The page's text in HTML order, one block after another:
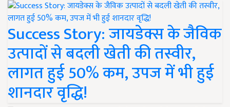
Success Story: जायडेक्स के जैविक
उत्पादों से बदली खेती की तस्वीर,
लागत हुई 50% कम, उपज में भी हुई
शानदार वृद्धि!